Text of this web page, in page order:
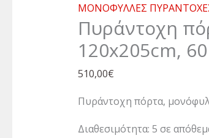
ΜΟΝΟΦΥΛΛΕΣ
Πυράντοχη
120x205cm,
510,00€
Πυράντοχη πόρτα,
Διαθεσιμότητα: 5 σε